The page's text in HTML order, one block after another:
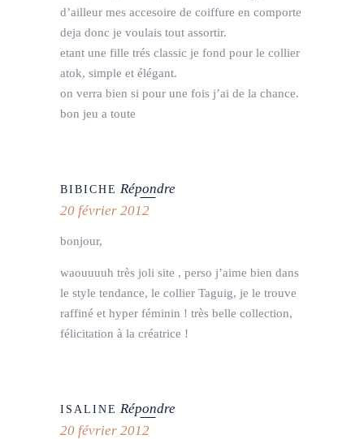
d’ailleur mes accesoire de coiffure en comporte
deja donc je voulais tout assortir.
etant une fille trés classic je fond pour le collier
atok, simple et élégant.
on verra bien si pour une fois j’ai de la chance.
bon jeu a toute
BIBICHE Répondre
20 février 2012
bonjour,
waouuuuh très joli site , perso j’aime bien dans
le style tendance, le collier Taguig, je le trouve
raffiné et hyper féminin ! très belle collection,
félicitation à la créatrice !
ISALINE Répondre
20 février 2012